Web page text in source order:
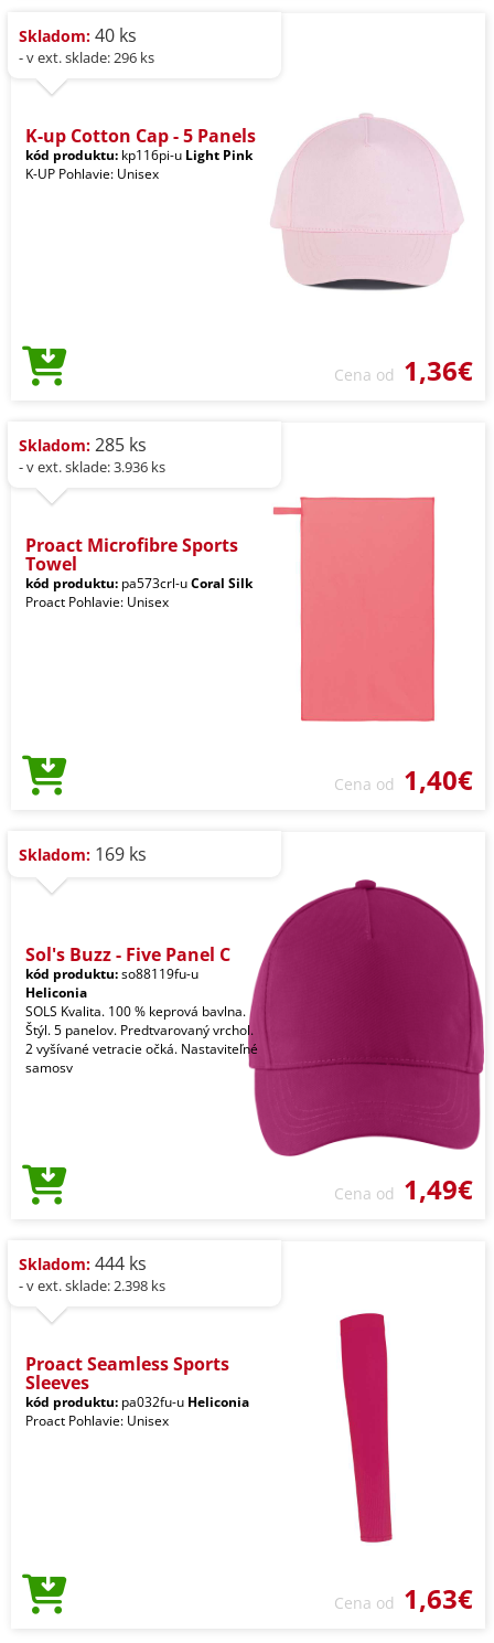
Skladom: 40 ks
- v ext. sklade: 296 ks
K-up Cotton Cap - 5 Panels
kód produktu: kp116pi-u Light Pink
K-UP Pohlavie: Unisex
Cena od 1,36€
Skladom: 285 ks
- v ext. sklade: 3.936 ks
Proact Microfibre Sports
Towel
kód produktu: pa573crl-uCoral Silk
Proact Pohlavie: Unisex
Cena od 1,40€
Skladom: 169 ks
Sol's Buzz - Five Panel C
kód produktu:so88119fu-u
Heliconia
SOLS Kvalita. 100 % keprová bavlna.
Štýl. 5 panelov. Predtvarovaný vrchol.
2 vyšívané vetracie očká. Nastaviteľné
samosv
Cena od 1,49€
Skladom: 444 ks
- v ext. sklade: 2.398 ks
Proact Seamless Sports
Sleeves
kód produktu: pa032fu-u Heliconia
Proact Pohlavie: Unisex
Cena od 1,63€